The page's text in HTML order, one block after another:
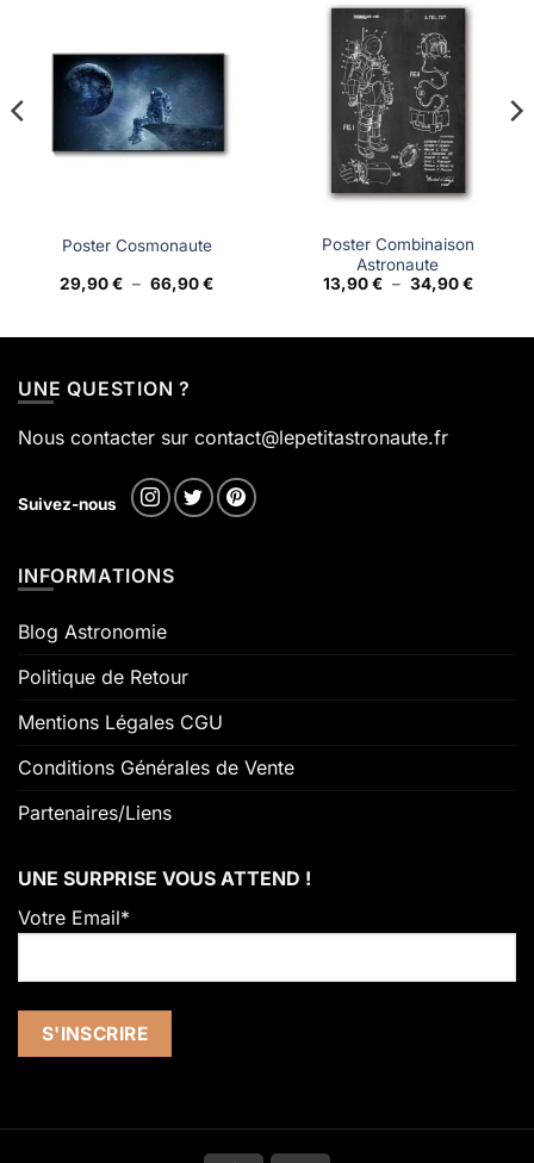
Poster Cosmonaute
29,90€ – 66,90€Plage
Poster Combinaison
Astronaute
13,90€ – 34,90€Plage
UNE QUESTION ?
Nous contacter sur contact@lepetitastronaute.fr
Suivez-nous
INFORMATIONS
Blog Astronomie
Politique de Retour
Mentions Légales CGU
Conditions Générales de Vente
Partenaires/Liens
UNE SURPRISE VOUS ATTEND !
Votre Email*